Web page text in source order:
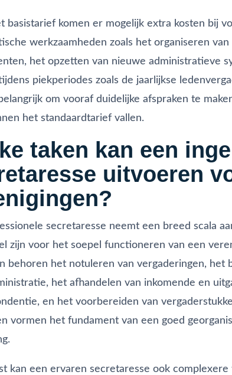
basistarief komen er mogelijk extra kosten bij
werkzaamheden zoals het organiseren van
het opzetten van nieuwe administratieve
piekperiodes zoals de jaarlijkse
om vooraf duidelijke afspraken te
het standaardtarief vallen.
taken kan een
uitvoeren
secretaresse neemt een breed scala
zijn voor het soepel functioneren van een
behoren het notuleren van vergaderingen, het
het afhandelen van inkomende en
en het voorbereiden van
vormen het fundament van een goed
kan een ervaren secretaresse ook